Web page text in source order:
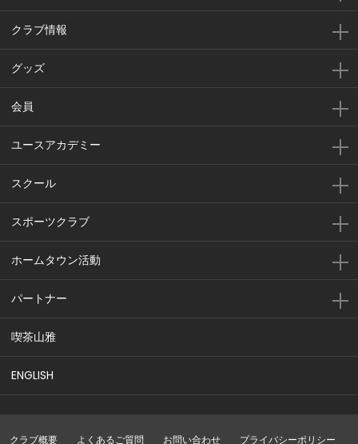
クラブ情報
グッズ
会員
ユースアカデミー
スクール
スポーツクラブ
ホームタウン活動
パートナー
喫茶山雅
ENGLISH
クラブ概要 よくあるご質問 お問い合わせ プライバシーポリシー